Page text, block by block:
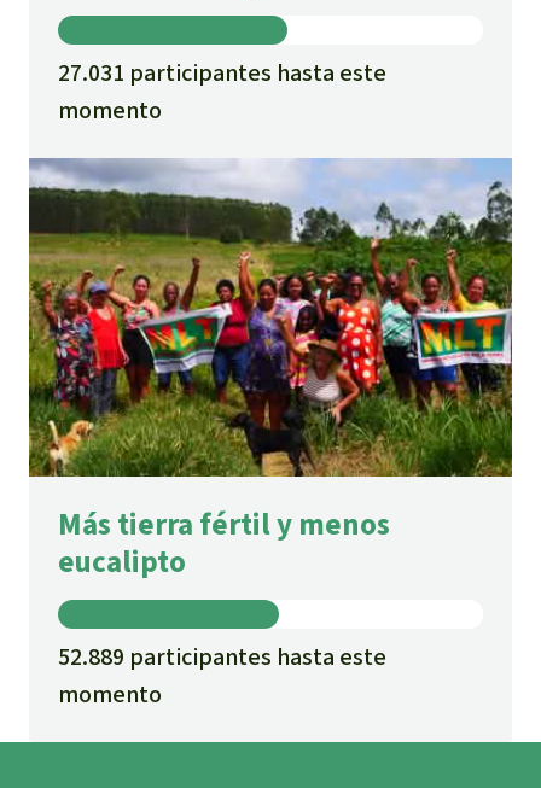
27.031 participantes hasta este
momento
Más tierra fértil y menos
eucalipto
52.889 participantes hasta este
momento